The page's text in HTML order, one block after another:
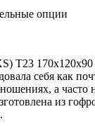
опции
Т23 170x120x90
себя как
а часто
из